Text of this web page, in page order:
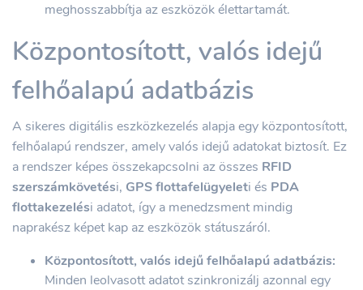
meghosszabbítja az eszközök élettartamát.
Központosított, valós idejű
felhőalapú adatbázis
A sikeres digitális eszközkezelés alapja egy központosított,
felhőalapú rendszer, amely valós idejű adatokat biztosít. Ez
a rendszer képes összekapcsolni az összes RFID
szerszámkövetési, GPS flottafelügyeleti és PDA
flottakezelési adatot, így a menedzsment mindig
naprakész képet kap az eszközök státuszáról.
Központosított, valós idejű felhőalapú adatbázis:
Minden leolvasott adatot szinkronizálj azonnal egy